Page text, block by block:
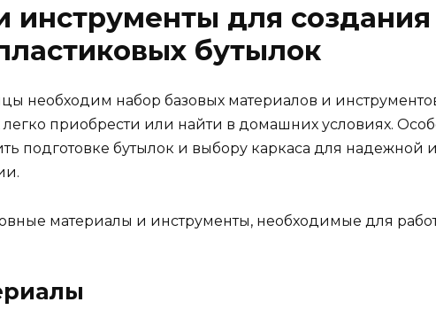
инструменты для создания
бутылок
необходим набор базовых материалов и
приобрести или найти в домашних условиях.
подготовке бутылок и выбору каркаса для надежной и
материалы и инструменты, необходимые для